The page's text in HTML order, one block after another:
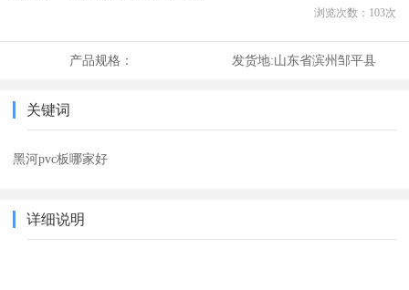
浏览次数： 103次
产品规格： 发货地:山东省滨州邹平县
关键词
黑河pvc板哪家好
详细说明